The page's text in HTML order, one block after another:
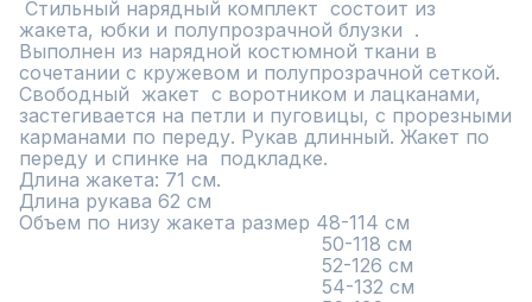
жакета, юбки и полупрозрачной блузки  .
Выполнен из нарядной костюмной ткани в
сочетании с кружевом и полупрозрачной сеткой.
Свободный  жакет  с воротником и лацканами,
застегивается на петли и пуговицы, с прорезными
карманами по переду. Рукав длинный. Жакет по
переду и спинке на  подкладке.
Длина жакета: 71 см.
Длина рукава 62 см
Объем по низу жакета размер 48-114 см